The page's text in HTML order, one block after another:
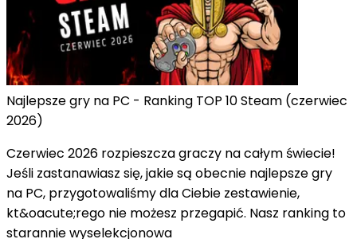
Najlepsze gry na PC - Ranking TOP 10 Steam (czerwiec
2026)
Czerwiec 2026 rozpieszcza graczy na całym świecie!
Jeśli zastanawiasz się, jakie są obecnie najlepsze gry
na PC, przygotowaliśmy dla Ciebie zestawienie,
kt&oacute;rego nie możesz przegapić. Nasz ranking to
starannie wyselekcjonowa